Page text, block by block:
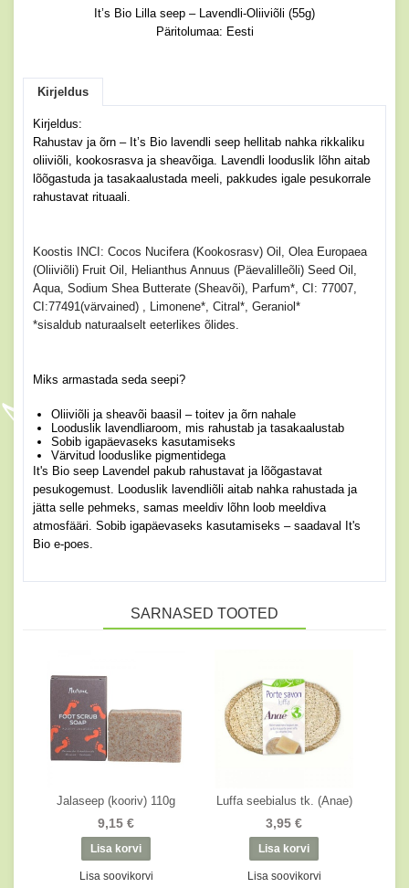
It’s Bio Lilla seep – Lavendli-Oliiviõli (55g)
Päritolumaa: Eesti
Kirjeldus
Kirjeldus:
Rahustav ja õrn – It’s Bio lavendli seep hellitab nahka rikkaliku
oliiviõli, kookosrasva ja sheavõiga. Lavendli looduslik lõhn aitab
lõõgastuda ja tasakaalustada meeli, pakkudes igale pesukorrale
rahustavat rituaali.
Koostis INCI: Cocos Nucifera (Kookosrasv) Oil, Olea Europaea
(Oliiviõli) Fruit Oil, Helianthus Annuus (Päevalilleõli) Seed Oil,
Aqua, Sodium Shea Butterate (Sheavõi), Parfum*, CI: 77007,
CI:77491(värvained) , Limonene*, Citral*, Geraniol*
*sisaldub naturaalselt eeterlikes õlides.
Miks armastada seda seepi?
Oliiviõli ja sheavõi baasil – toitev ja õrn nahale
Looduslik lavendliaroom, mis rahustab ja tasakaalustab
Sobib igapäevaseks kasutamiseks
Värvitud looduslike pigmentidega
It's Bio seep Lavendel pakub rahustavat ja lõõgastavat
pesukogemust. Looduslik lavendliõli aitab nahka rahustada ja
jätta selle pehmeks, samas meeldiv lõhn loob meeldiva
atmosfääri. Sobib igapäevaseks kasutamiseks – saadaval It's
Bio e-poes.
SARNASED TOOTED
Jalaseep (kooriv) 110g
9,15 €
Lisa soovikorvi
Luffa seebialus tk. (Anae)
3,95 €
Lisa soovikorvi